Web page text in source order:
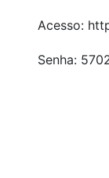
Acesso:
Senha: